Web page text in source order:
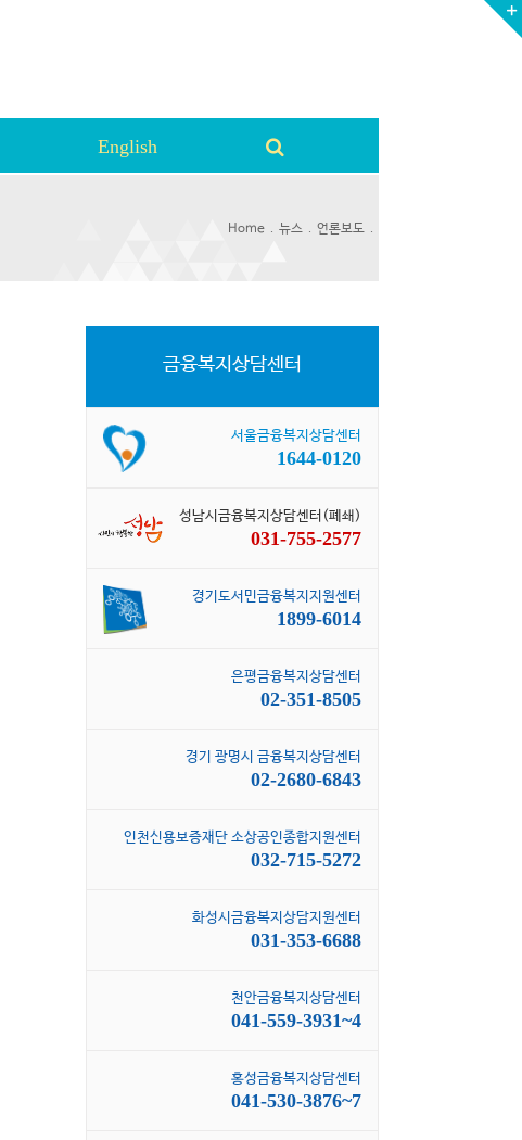
English
Home 뉴스 언론보도
금융복지상담센터
서울금융복지상담센터
1644-0120
성남시금융복지상담센터(폐쇄)
031-755-2577
경기도서민금융복지지원센터
1899-6014
은평금융복지상담센터
02-351-8505
경기 광명시 금융복지상담센터
02-2680-6843
인천신용보증재단 소상공인종합지원센터
032-715-5272
화성시금융복지상담지원센터
031-353-6688
천안금융복지상담센터
041-559-3931~4
홍성금융복지상담센터
041-530-3876~7